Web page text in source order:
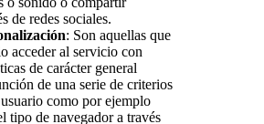
de redes sociales.
: Son aquellas que
acceder al servicio con
de carácter general
de una serie de criterios
como por ejemplo
tipo de navegador a través